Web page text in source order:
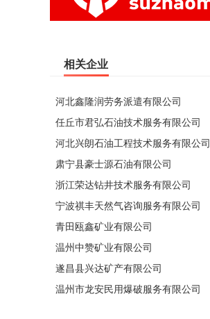
相关企业
河北鑫隆润劳务派遣有限公司
任丘市君弘石油技术服务有限公司
河北兴朗石油工程技术服务有限公司
肃宁县豪士源石油有限公司
浙江荣达钻井技术服务有限公司
宁波祺丰天然气咨询服务有限公司
青田瓯鑫矿业有限公司
温州中赞矿业有限公司
遂昌县兴达矿产有限公司
温州市龙安民用爆破服务有限公司